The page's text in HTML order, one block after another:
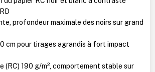
profondeur maximale des noirs sur grand
cm pour tirages agrandis à fort impact
(RC) 190 g/m², comportement stable sur